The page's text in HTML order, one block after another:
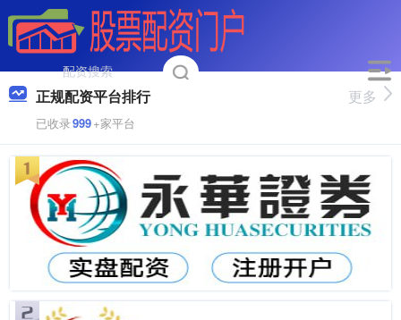
正规配资平台排行
已收录999+家平台
更多